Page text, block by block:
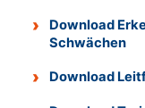
Download
Schwächen
Download